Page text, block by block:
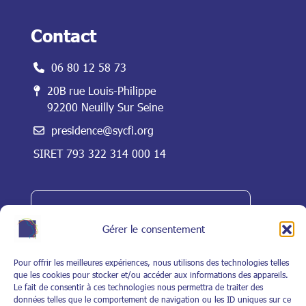
Gérer le consentement
Pour offrir les meilleures expériences, nous utilisons des technologies telles
que les cookies pour stocker et/ou accéder aux informations des appareils.
Le fait de consentir à ces technologies nous permettra de traiter des
données telles que le comportement de navigation ou les ID uniques sur ce
Contact
06 80 12 58 73
20B rue Louis-Philippe
92200 Neuilly Sur Seine
presidence@sycfi.org
SIRET 793 322 314 000 14
À propos